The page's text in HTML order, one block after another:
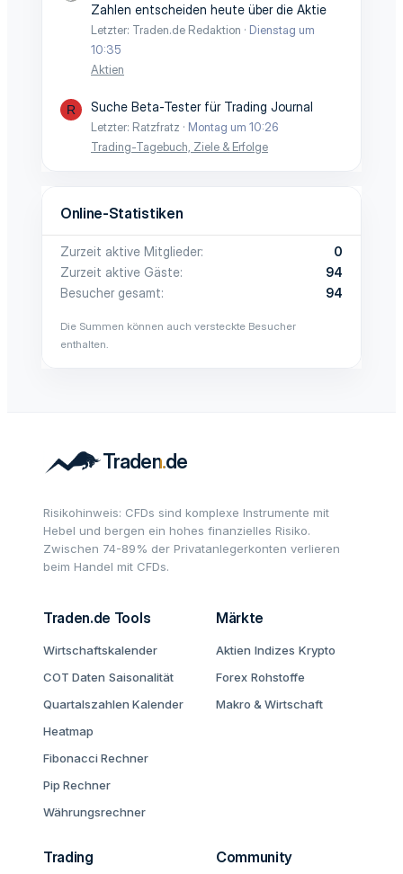
Zahlen entscheiden heute über die Aktie
Letzter: Traden.de Redaktion
Dienstag um
10:35
Aktien
R Suche Beta-Tester für Trading Journal
Letzter: Ratzfratz
Montag um 10:26
Trading-Tagebuch, Ziele & Erfolge
Online-Statistiken
Zurzeit aktive Mitglieder
0
Zurzeit aktive Gäste
94
Besucher gesamt
94
Die Summen können auch versteckte Besucher
enthalten.
Risikohinweis: CFDs sind komplexe Instrumente mit
Hebel und bergen ein hohes finanzielles Risiko.
Zwischen 74-89% der Privatanlegerkonten verlieren
beim Handel mit CFDs.
Traden.de Tools
Wirtschaftskalender
COT Daten Saisonalität
Quartalszahlen Kalender
Heatmap
Fibonacci Rechner
Pip Rechner
Währungsrechner
Märkte
Aktien Indizes Krypto
Forex Rohstoffe
Makro & Wirtschaft
Trading Community